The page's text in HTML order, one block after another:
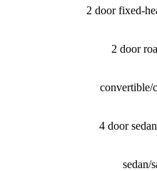
2 door fixed-
2 door
convertible/​
4 door
sedan/​